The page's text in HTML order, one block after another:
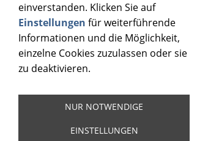
SHAKIN´ STEVENS - TRUE LOVE / COME
ON LITTLE GIRL
einverstanden. Klicken Sie auf
Einstellungen für weiterführende
Informationen und die Möglichkeit,
einzelne Cookies zuzulassen oder sie
zu deaktivieren.
NUR NOTWENDIGE
EINSTELLUNGEN